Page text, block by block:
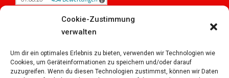
Cookie-Zustimmung
verwalten
Um dir ein optimales Erlebnis zu bieten, verwenden wir Technologien wie
Cookies, um Geräteinformationen zu speichern und/oder darauf
zuzugreifen. Wenn du diesen Technologien zustimmst, können wir Daten
iPersonal
Bewertungen auf ProvenExpert.com